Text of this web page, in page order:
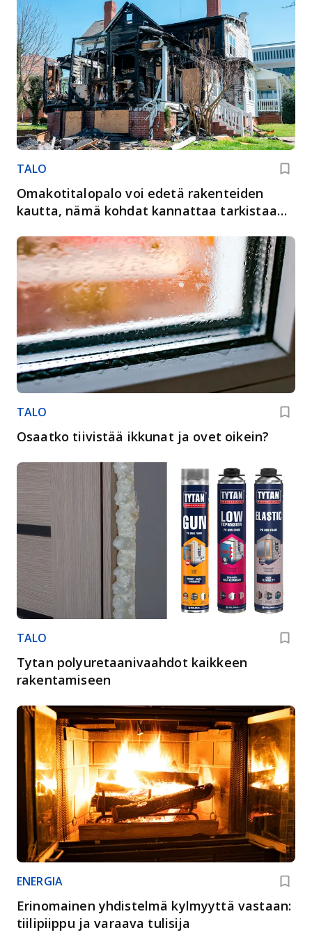
TALO
Omakotitalopalo voi edetä rakenteiden
kautta, nämä kohdat kannattaa tarkistaa
TALO
Osaatko tiivistää ikkunat ja ovet oikein?
TALO
Tytan polyuretaanivaahdot kaikkeen
rakentamiseen
ENERGIA
Erinomainen yhdistelmä kylmyyttä vastaan:
tiilipiippu ja varaava tulisija